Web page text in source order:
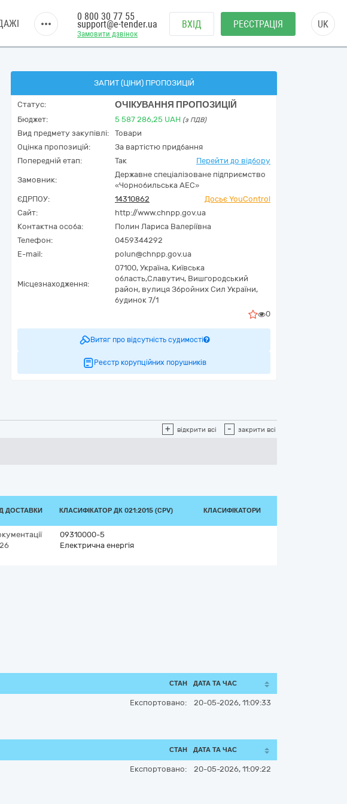
Замовити дзвінок
0 800 30 77 55
support@e-tender.ua ВХІД РЕЄСТРАЦІЯ UK
ЗАПИТ (ЦІНИ) ПРОПОЗИЦІЙ
Статус: ОЧІКУВАННЯ ПРОПОЗИЦІЙ
Бюджет: 5 587 286,25 UAH (з ПДВ)
Вид предмету закупівлі:
Товари
Оцінка пропозицій:
За вартістю придбання
Попередній етап:
Так Перейти до відбору
Замовник:
Державне спеціалізоване підприємство
«Чорнобильська АЕС»
ЄДРПОУ:
14310862
Досьє YouControl
Сайт:
http://www.chnpp.gov.ua
Контактна особа:
Полин Лариса Валеріївна
Телефон:
0459344292
E-mail:
polun@chnpp.gov.ua
Місцезнаходження:
07100, Україна, Київська
область,Славутич, Вишгородський
район, вулиця Збройних Сил України,
будинок 7/1
0
Витяг про відсутність судимості
Реєстр корупційних порушників
+ відкрити всі - закрити всі
ДОСТАВКИ КЛАСИФІКАТОР ДК 021:2015 (CPV) КЛАСИФІКАТОРИ
09310000-5
Електрична енергія
СТАН ДАТА ТА ЧАС
Експортовано: 20-05-2026, 11:09:33
СТАН ДАТА ТА ЧАС
Експортовано: 20-05-2026, 11:09:22